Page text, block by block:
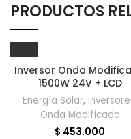
PRODUCTOS
Inversor Onda
1500W 24V + LCD
Energía Solar,
Onda Modificada
$ 453.000